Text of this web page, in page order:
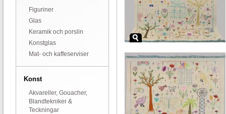
Figuriner
Glas
Keramik och porslin
Konstglas
Mat- och kaffeserviser
Konst
Akvareller, Gouacher,
Blandtekniker &
Teckningar